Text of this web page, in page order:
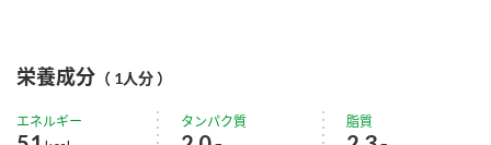
栄養成分 （ 1人分 ）
エネルギー タンパク質 脂質